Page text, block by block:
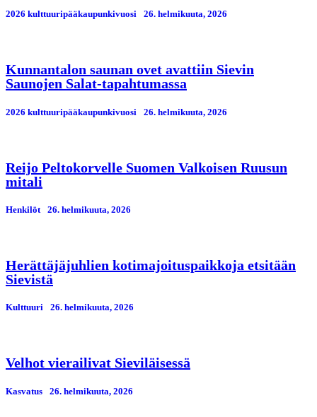
2026 kulttuuripääkaupunkivuosi 26. helmikuuta, 2026
Kunnantalon saunan ovet avattiin Sievin
Saunojen Salat-tapahtumassa
2026 kulttuuripääkaupunkivuosi 26. helmikuuta, 2026
Reijo Peltokorvelle Suomen Valkoisen Ruusun
mitali
Henkilöt 26. helmikuuta, 2026
Herättäjäjuhlien kotimajoituspaikkoja etsitään
Sievistä
Kulttuuri 26. helmikuuta, 2026
Velhot vierailivat Sieviläisessä
Kasvatus 26. helmikuuta, 2026